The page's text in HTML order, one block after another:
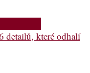
detailů, které odhalí